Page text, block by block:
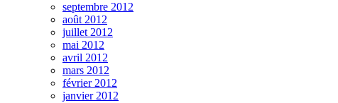
septembre 2012
août 2012
juillet 2012
mai 2012
avril 2012
mars 2012
février 2012
janvier 2012